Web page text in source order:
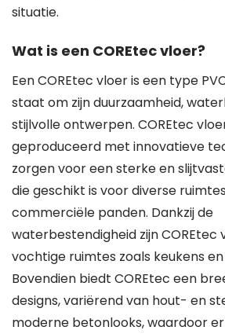
situatie.
Wat is een COREtec vloer?
Een COREtec vloer is een type
staat om zijn duurzaamheid,
stijlvolle ontwerpen. COREtec
geproduceerd met innovatieve
zorgen voor een sterke en
die geschikt is voor diverse
commerciële panden. Dankzij de
waterbestendigheid zijn COREtec
vochtige ruimtes zoals keukens
Bovendien biedt COREtec een
designs, variërend van hout- en
moderne betonlooks, waardoor